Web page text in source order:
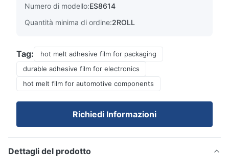
Numero di modello:ES8614
Quantità minima di ordine:2ROLL
Tag:
hot melt adhesive film for packaging
durable adhesive film for electronics
hot melt film for automotive components
Richiedi Informazioni
Dettagli del prodotto